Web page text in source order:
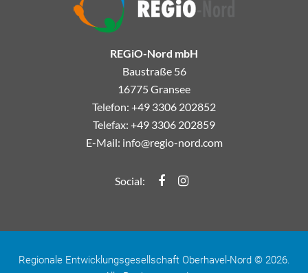
REGiO-Nord mbH
Baustraße 56
16775 Gransee
Telefon: +49 3306 202852
Telefax: +49 3306 202859
E-Mail: info@regio-nord.com
Social: Regio-Nord Facebook
Regio-Nord Instagramm
Regionale Entwicklungsgesellschaft Oberhavel-Nord © 2026.